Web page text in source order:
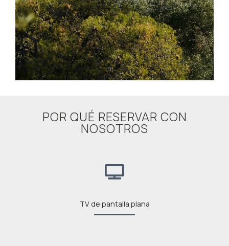
POR QUÉ RESERVAR CON
NOSOTROS
TV de pantalla plana